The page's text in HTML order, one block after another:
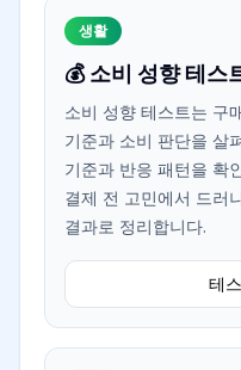
생활
💰 소비 성향 테스
소비 성향 테스트는 구
기준과 소비 판단을 살
기준과 반응 패턴을 확
결제 전 고민에서 드러
결과로 정리합니다.
테